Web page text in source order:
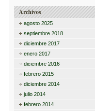
Archivos
agosto 2025
septiembre 2018
diciembre 2017
enero 2017
diciembre 2016
febrero 2015
diciembre 2014
julio 2014
febrero 2014